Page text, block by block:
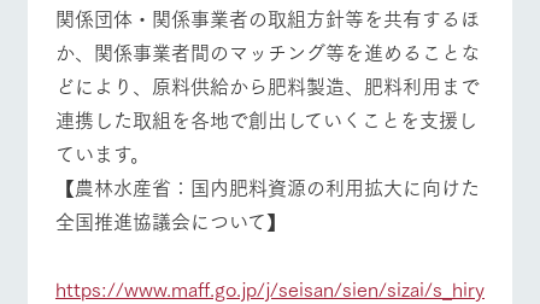
関係団体・関係事業者の取組方針等を共有するほ
か、関係事業者間のマッチング等を進めることな
どにより、原料供給から肥料製造、肥料利用まで
連携した取組を各地で創出していくことを支援し
ています。
【農林水産省：国内肥料資源の利用拡大に向けた
全国推進協議会について】
https://www.maff.go.jp/j/seisan/sien/sizai/s_hiry